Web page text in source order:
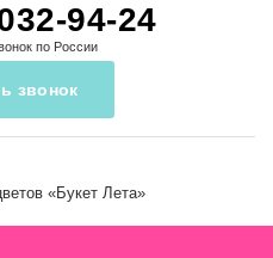
94-24
по России
звонок
«Букет Лета»